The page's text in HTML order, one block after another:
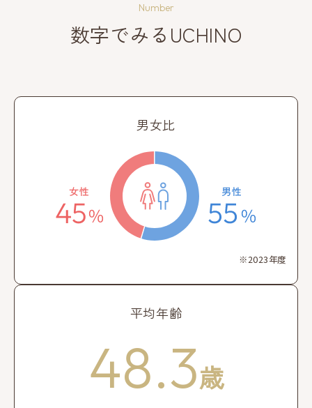
Number
数字でみるUCHINO
男女比
※2023年度
平均年齢
48.3歳